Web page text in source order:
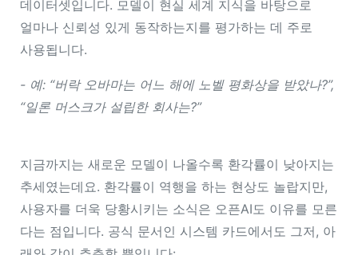
데이터셋입니다. 모델이 현실 세계 지식을 바탕으로
얼마나 신뢰성 있게 동작하는지를 평가하는 데 주로
사용됩니다.
- 예: “버락 오바마는 어느 해에 노벨 평화상을 받았나?”,
“일론 머스크가 설립한 회사는?”
지금까지는 새로운 모델이 나올수록 환각률이 낮아지는
추세였는데요. 환각률이 역행을 하는 현상도 놀랍지만,
사용자를 더욱 당황시키는 소식은 오픈AI도 이유를 모른
다는 점입니다. 공식 문서인 시스템 카드에서도 그저, 아